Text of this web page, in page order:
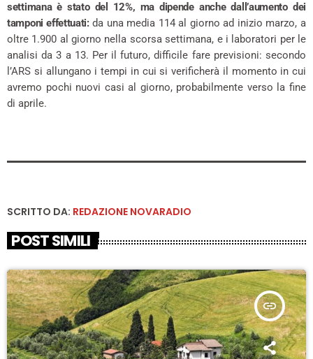
settimana è stato del 12%, ma dipende anche dall’aumento dei
tamponi effettuati:da una media 114 al giorno ad inizio marzo, a
oltre 1.900 al giorno nella scorsa settimana, e i laboratori per le
analisi da 3 a 13. Per il futuro, difficile fare previsioni: secondo
l’ARS si allungano i tempi in cui si verificherà il momento in cui
avremo pochi nuovi casi al giorno, probabilmente verso la fine
di aprile.
SCRITTO DA: REDAZIONE NOVARADIO
POST SIMILI
insert_link